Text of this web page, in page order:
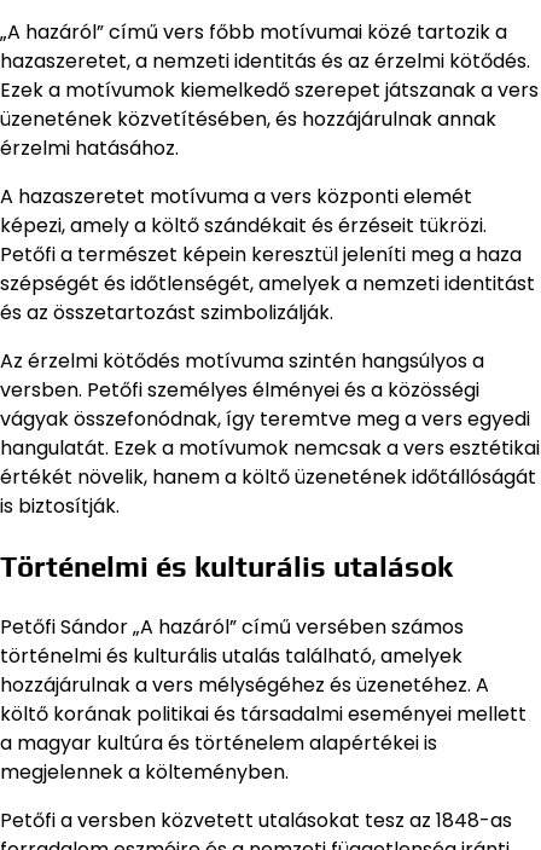
„A hazáról” című vers főbb motívumai közé tartozik a
hazaszeretet, a nemzeti identitás és az érzelmi kötődés.
Ezek a motívumok kiemelkedő szerepet játszanak a vers
üzenetének közvetítésében, és hozzájárulnak annak
érzelmi hatásához.
A hazaszeretet motívuma a vers központi elemét
képezi, amely a költő szándékait és érzéseit tükrözi.
Petőfi a természet képein keresztül jeleníti meg a haza
szépségét és időtlenségét, amelyek a nemzeti identitást
és az összetartozást szimbolizálják.
Az érzelmi kötődés motívuma szintén hangsúlyos a
versben. Petőfi személyes élményei és a közösségi
vágyak összefonódnak, így teremtve meg a vers egyedi
hangulatát. Ezek a motívumok nemcsak a vers esztétikai
értékét növelik, hanem a költő üzenetének időtállóságát
is biztosítják.
Történelmi és kulturális utalások
Petőfi Sándor „A hazáról” című versében számos
történelmi és kulturális utalás található, amelyek
hozzájárulnak a vers mélységéhez és üzenetéhez. A
költő korának politikai és társadalmi eseményei mellett
a magyar kultúra és történelem alapértékei is
megjelennek a költeményben.
Petőfi a versben közvetett utalásokat tesz az 1848-as